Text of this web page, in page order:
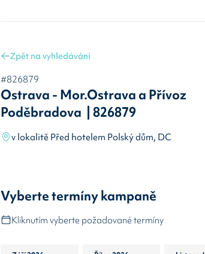
Zpět na vyhledávání
#826879
Ostrava - Mor.Ostrava a Přívoz
Poděbradova | 826879
v lokalitě Před hotelem Polský dům, DC
Vyberte termíny kampaně
Kliknutím vyberte požadované termíny